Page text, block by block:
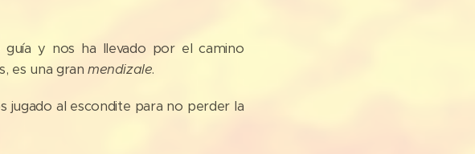
y nos ha llevado por el camino
es una granmendizale.
jugado al escondite para no perder la